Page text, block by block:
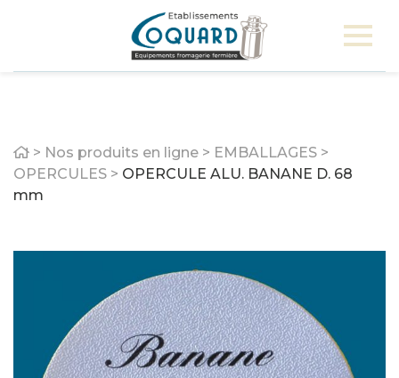
Home
> Nos produits en ligne > EMBALLAGES >
OPERCULES > OPERCULE ALU. BANANE D. 68
mm